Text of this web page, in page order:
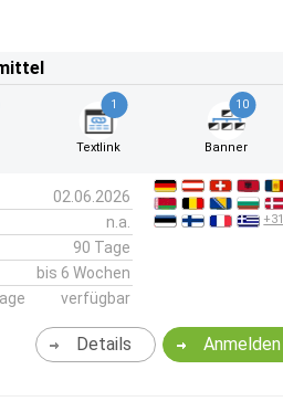
1
Textlink
10
Banner
02.06.2026
n.a.
90 Tage
bis 6 Wochen
verfügbar
+31
Anmelden
Details